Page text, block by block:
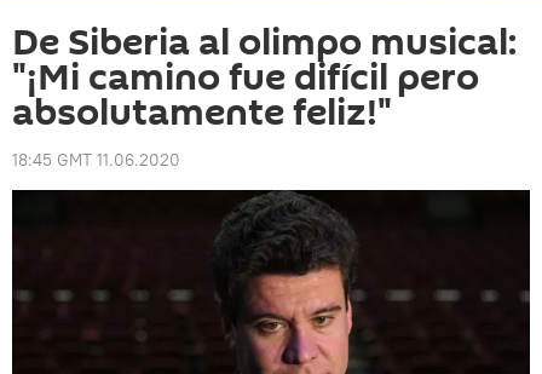
De Siberia al olimpo musical:
"¡Mi camino fue difícil pero
absolutamente feliz!"
18:45 GMT 11.06.2020